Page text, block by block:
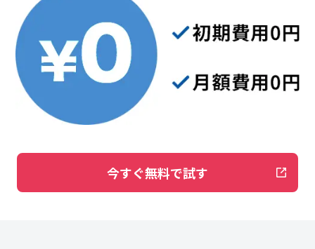
今すぐ無料で試す